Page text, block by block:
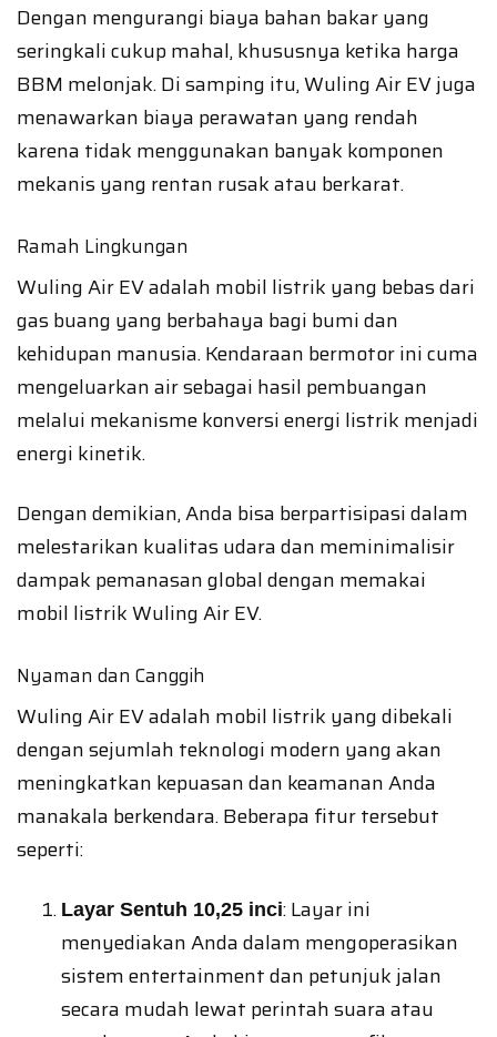
Dengan mengurangi biaya bahan bakar yang
seringkali cukup mahal, khususnya ketika harga
BBM melonjak. Di samping itu, Wuling Air EV juga
menawarkan biaya perawatan yang rendah
karena tidak menggunakan banyak komponen
mekanis yang rentan rusak atau berkarat.
Ramah Lingkungan
Wuling Air EV adalah mobil listrik yang bebas dari
gas buang yang berbahaya bagi bumi dan
kehidupan manusia. Kendaraan bermotor ini cuma
mengeluarkan air sebagai hasil pembuangan
melalui mekanisme konversi energi listrik menjadi
energi kinetik.
Dengan demikian, Anda bisa berpartisipasi dalam
melestarikan kualitas udara dan meminimalisir
dampak pemanasan global dengan memakai
mobil listrik Wuling Air EV.
Nyaman dan Canggih
Wuling Air EV adalah mobil listrik yang dibekali
dengan sejumlah teknologi modern yang akan
meningkatkan kepuasan dan keamanan Anda
manakala berkendara. Beberapa fitur tersebut
seperti:
Layar Sentuh 10,25 inci: Layar ini
menyediakan Anda dalam mengoperasikan
sistem entertainment dan petunjuk jalan
secara mudah lewat perintah suara atau